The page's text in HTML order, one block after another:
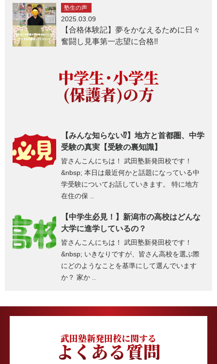
塾生の声
2025.03.09
【合格体験記】夢をかなえるために日々
奮闘し見事第一志望に合格!!
中学生・小学生
(保護者)の方
【みんな知らない⁉】地方と首都圏、中学
受験の真実【受験の裏知識】
皆さんこんにちは！ 武田塾新発田校です！
&nbsp; 本日は最近何かと話題になっている中
学受験についてお話していきます。 特に地方
在住の保 ..
【中学生必見！】新潟市の高校はどんな
大学に進学しているの？
皆さんこんにちは！ 武田塾新発田校です！
&nbsp; いきなりですが、皆さん高校を選ぶ際
にどのようなことを基準にして選んでいます
か？ 家か ..
武田塾新発田校に関する
よくある質問